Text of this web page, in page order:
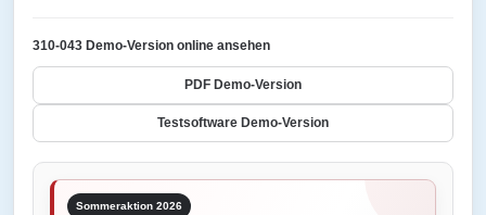
310-043 Demo-Version online ansehen
PDF Demo-Version
Testsoftware Demo-Version
Sommeraktion 2026